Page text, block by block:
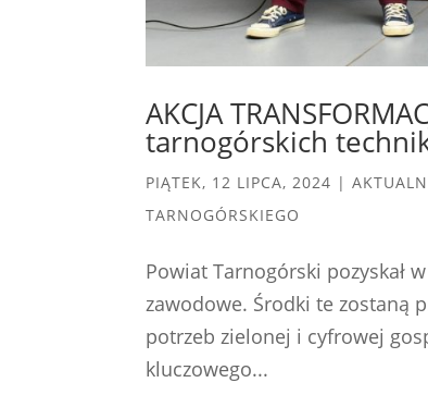
AKCJA
tarnogórskich
PIĄTEK, 12 LIPCA, 2024 |
TARNOGÓRSKIEGO
Powiat Tarnogórski pozyskał
zawodowe. Środki te zostaną
potrzeb zielonej i cyfrowej
kluczowego...